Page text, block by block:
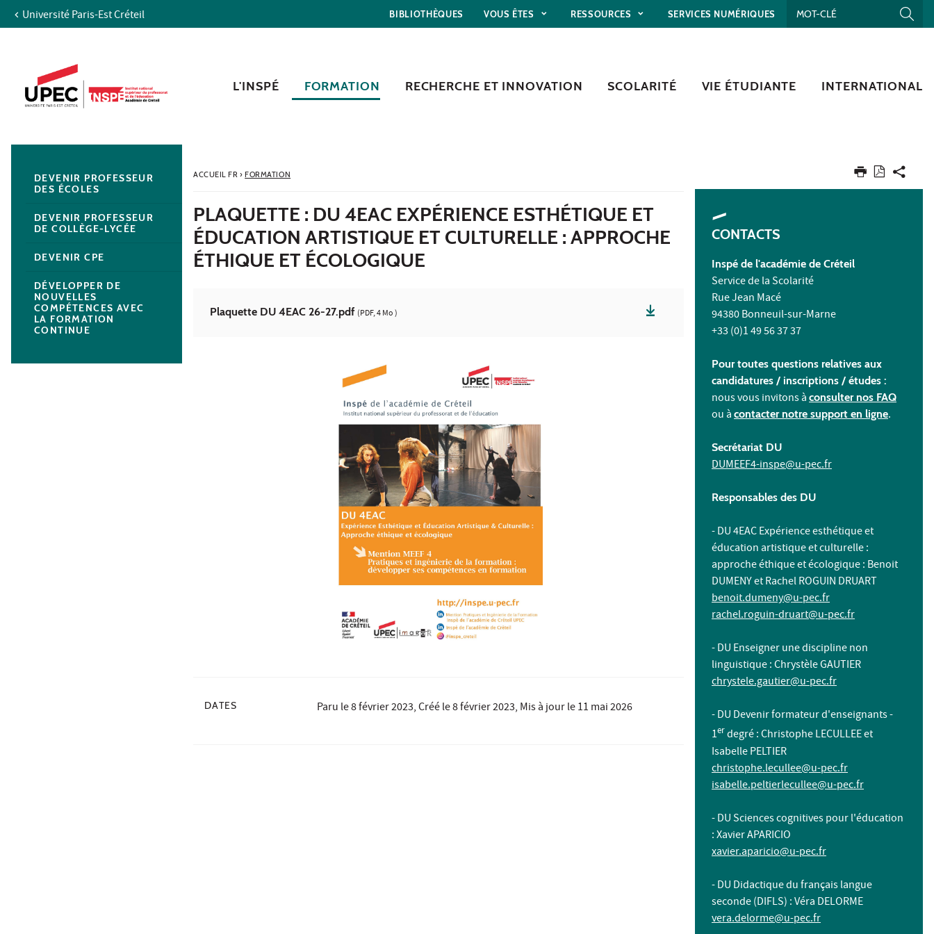
Aller au contenu
Recherche
Navigation secondaire
Université Paris-Est Créteil BIBLIOTHÈQUES VOUS ÊTES RESSOURCES SERVICES NUMÉRIQUES
L'INSPÉ FORMATION RECHERCHE ET INNOVATION SCOLARITÉ VIE ÉTUDIANTE INTERNATIONAL
ACCUEIL FR› FORMATION
PLAQUETTE : DU 4EAC EXPÉRIENCE ESTHÉTIQUE ET
ÉDUCATION ARTISTIQUE ET CULTURELLE : APPROCHE
ÉTHIQUE ET ÉCOLOGIQUE
Plaquette DU 4EAC 26-27.pdf (PDF, 4 Mo )
DATES Paru le8 février 2023, Créé le8 février 2023, Mis à jour le11 mai 2026
CONTACTS
Inspé de l'académie de Créteil
Service de la Scolarité
Rue Jean Macé
94380 Bonneuil-sur-Marne
+33 (0)1 49 56 37 37
Pour toutes questions relatives aux
candidatures / inscriptions / études :
nous vous invitons à consulter nos FAQ
ou à contacter notre support en ligne.
Secrétariat DU
DUMEEF4-inspe@u-pec.fr
Responsables des DU
- DU 4EAC Expérience esthétique et
éducation artistique et culturelle :
approche éthique et écologique : Benoit
DUMENY et Rachel ROGUIN DRUART
benoit.dumeny@u-pec.fr
rachel.roguin-druart@u-pec.fr
- DU Enseigner une discipline non
linguistique : Chrystèle GAUTIER
chrystele.gautier@u-pec.fr
- DU Devenir formateur d'enseignants -
1erdegré : Christophe LECULLEE et
Isabelle PELTIER
christophe.lecullee@u-pec.fr
isabelle.peltierlecullee@u-pec.fr
- DU Sciences cognitives pour l'éducation
: Xavier APARICIO
xavier.aparicio@u-pec.fr
- DU Didactique du français langue
seconde (DIFLS) : Véra DELORME
vera.delorme@u-pec.fr
DEVENIR PROFESSEUR
DES ÉCOLES
DEVENIR PROFESSEUR
DE COLLÈGE-LYCÉE
DEVENIR CPE
DÉVELOPPER DE
NOUVELLES
COMPÉTENCES AVEC
LA FORMATION
CONTINUE